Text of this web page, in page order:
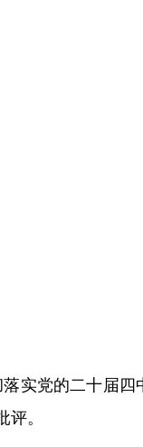
实党的二十届四
。